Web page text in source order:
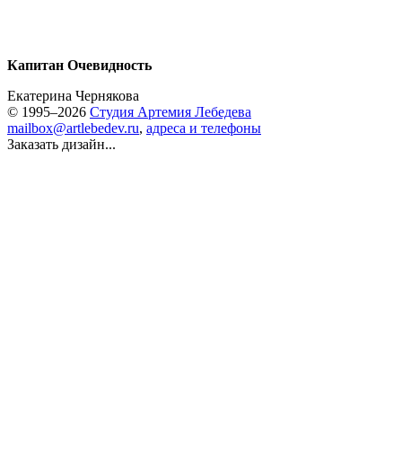
Капитан Очевидность
Екатерина Чернякова
© 1995–2026 Студия Артемия Лебедева
mailbox@artlebedev.ru, адреса и телефоны
Заказать дизайн...